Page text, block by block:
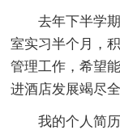
去年下半学
室实习半个月，
管理工作，希望
进酒店发展竭尽
我的个人简